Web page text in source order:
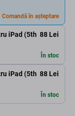
iPad (5th 88 Lei
În stoc
Comandă în așteptare
iPad (5th 88 Lei
În stoc